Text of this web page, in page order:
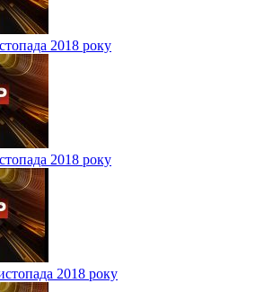
2018 року
2018 року
2018 року